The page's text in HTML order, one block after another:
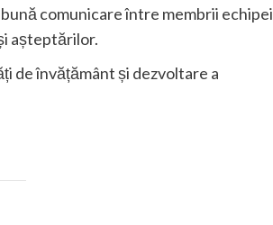
comunicare între membrii echipei
așteptărilor.
de învățământ și dezvoltare a